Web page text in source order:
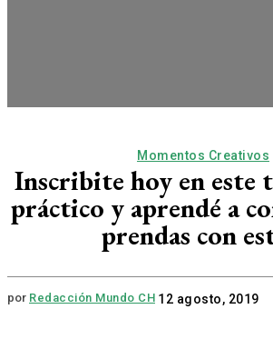
Momentos Creativos
Inscribite hoy en este
práctico y aprendé a
prendas con
por Redacción Mundo CH 12 agosto, 2019